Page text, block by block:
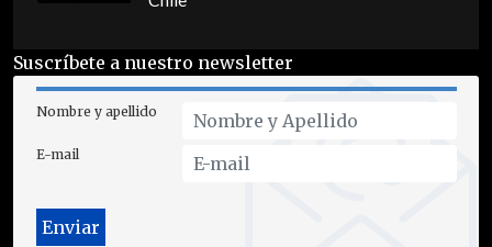
Suscríbete a nuestro newsletter
Nombre y apellido
E-mail